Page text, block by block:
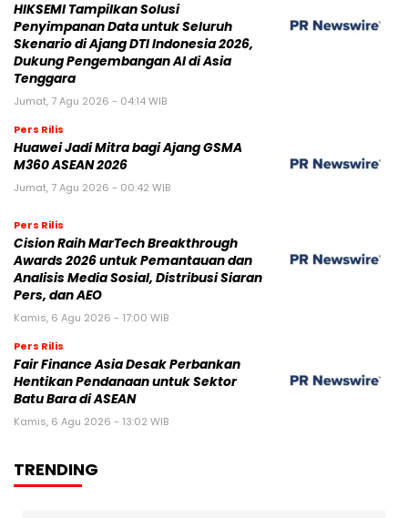
HIKSEMI Tampilkan Solusi
Penyimpanan Data untuk Seluruh
Skenario di Ajang DTI Indonesia 2026,
Dukung Pengembangan AI di Asia
Tenggara
Jumat, 7 Agu 2026 - 04:14 WIB
Pers Rilis
Huawei Jadi Mitra bagi Ajang GSMA
M360 ASEAN 2026
Jumat, 7 Agu 2026 - 00:42 WIB
Pers Rilis
Cision Raih MarTech Breakthrough
Awards 2026 untuk Pemantauan dan
Analisis Media Sosial, Distribusi Siaran
Pers, dan AEO
Kamis, 6 Agu 2026 - 17:00 WIB
Pers Rilis
Fair Finance Asia Desak Perbankan
Hentikan Pendanaan untuk Sektor
Batu Bara di ASEAN
Kamis, 6 Agu 2026 - 13:02 WIB
TRENDING